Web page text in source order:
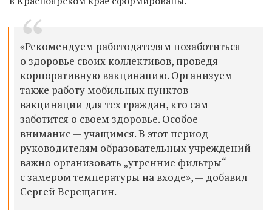
«Рекомендуем работодателям позаботиться
о здоровье своих коллективов, проведя
корпоративную вакцинацию. Организуем
также работу мобильных пунктов
вакцинации для тех граждан, кто сам
заботится о своем здоровье. Особое
внимание — учащимся. В этот период
руководителям образовательных учреждений
важно организовать „утренние фильтры“
с замером температуры на входе», — добавил
Сергей Верещагин.